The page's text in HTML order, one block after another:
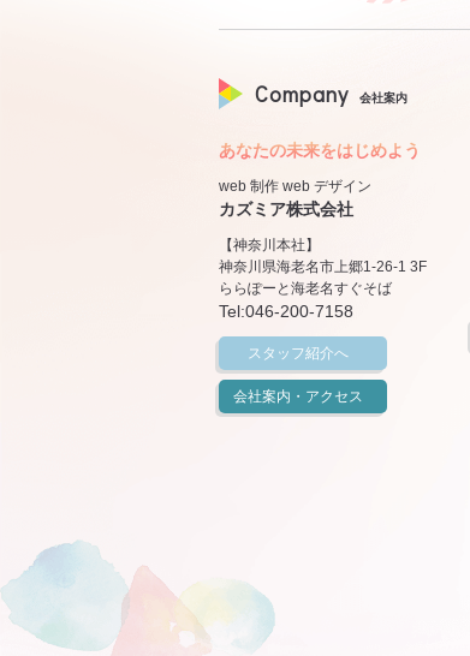
Company 会社案内
あなたの未来をはじめよう
web 制作 web デザイン
カズミア株式会社
【神奈川本社】
神奈川県海老名市上郷1-26-1 3F
ららぽーと海老名すぐそば
Tel:046-200-7158
スタッフ紹介へ
会社案内・アクセス